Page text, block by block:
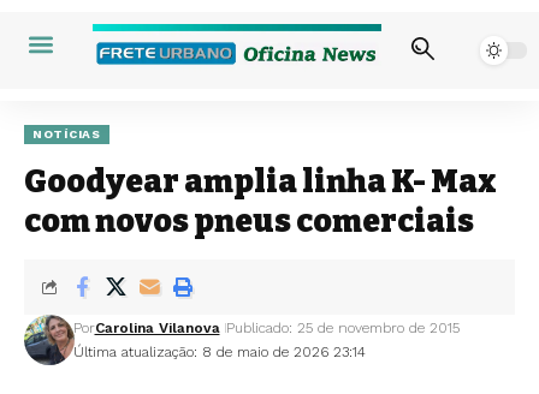
NOTÍCIAS
Goodyear amplia linha K- Max
com novos pneus comerciais
Última atualização: 8 de maio de 2026 23:14
PorCarolina Vilanova Publicado: 25 de novembro de 2015